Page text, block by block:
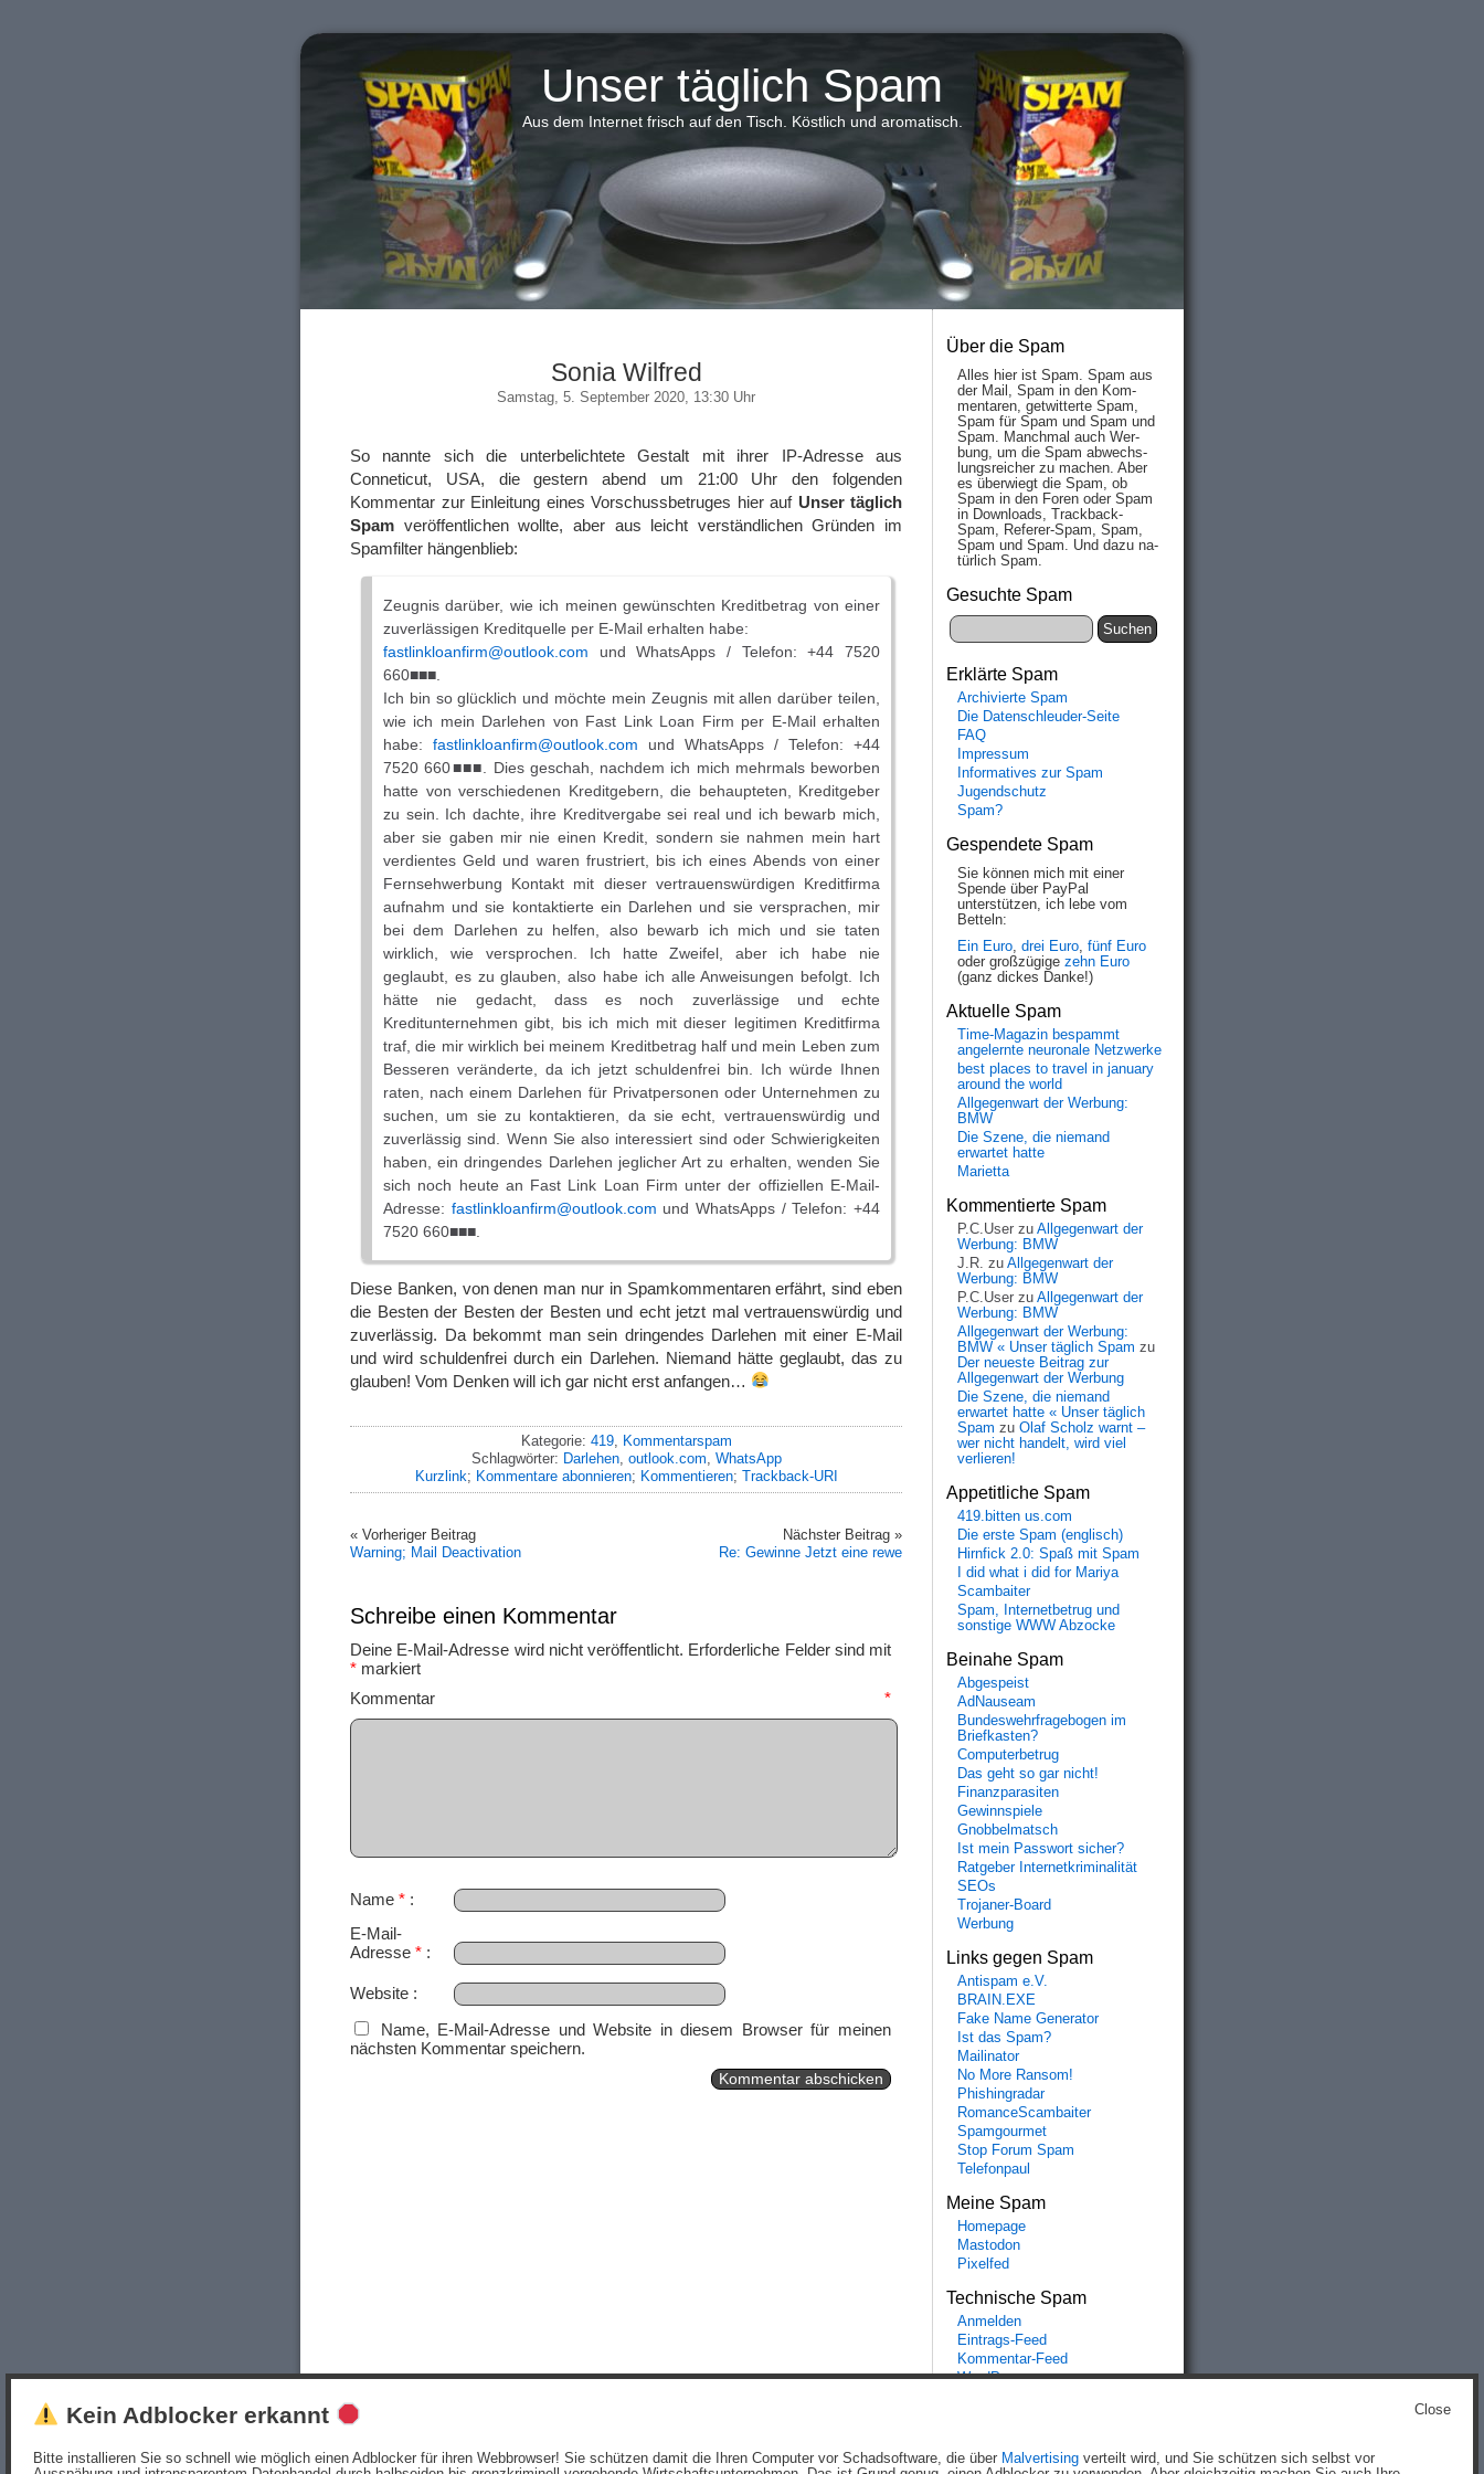
Unser täglich Spam
Aus dem Internet frisch auf den Tisch. Köstlich und aromatisch.
Sonia Wilfred
Samstag, 5. September 2020, 13:30 Uhr
So nannte sich die unterbelichtete Gestalt mit ihrer IP-Adresse aus
Conneticut, USA, die gestern abend um 21:00 Uhr den folgenden
Kommentar zur Einleitung eines Vorschussbetruges hier auf Unser täglich
Spam veröffentlichen wollte, aber aus leicht verständlichen Gründen im
Spamfilter hängenblieb:
Zeugnis darüber, wie ich meinen gewünschten Kreditbetrag von einer
zuverlässigen Kreditquelle per E-Mail erhalten habe:
fastlinkloanfirm@outlook.com und WhatsApps / Telefon: +44 7520
660■■■.
Ich bin so glücklich und möchte mein Zeugnis mit allen darüber teilen,
wie ich mein Darlehen von Fast Link Loan Firm per E-Mail erhalten
habe: fastlinkloanfirm@outlook.com und WhatsApps / Telefon: +44
7520 660■■■. Dies geschah, nachdem ich mich mehrmals beworben
hatte von verschiedenen Kreditgebern, die behaupteten, Kreditgeber
zu sein. Ich dachte, ihre Kreditvergabe sei real und ich bewarb mich,
aber sie gaben mir nie einen Kredit, sondern sie nahmen mein hart
verdientes Geld und waren frustriert, bis ich eines Abends von einer
Fernsehwerbung Kontakt mit dieser vertrauenswürdigen Kreditfirma
aufnahm und sie kontaktierte ein Darlehen und sie versprachen, mir
bei dem Darlehen zu helfen, also bewarb ich mich und sie taten
wirklich, wie versprochen. Ich hatte Zweifel, aber ich habe nie
geglaubt, es zu glauben, also habe ich alle Anweisungen befolgt. Ich
hätte nie gedacht, dass es noch zuverlässige und echte
Kreditunternehmen gibt, bis ich mich mit dieser legitimen Kreditfirma
traf, die mir wirklich bei meinem Kreditbetrag half und mein Leben zum
Besseren veränderte, da ich jetzt schuldenfrei bin. Ich würde Ihnen
raten, nach einem Darlehen für Privatpersonen oder Unternehmen zu
suchen, um sie zu kontaktieren, da sie echt, vertrauenswürdig und
zuverlässig sind. Wenn Sie also interessiert sind oder Schwierigkeiten
haben, ein dringendes Darlehen jeglicher Art zu erhalten, wenden Sie
sich noch heute an Fast Link Loan Firm unter der offiziellen E-Mail-
Adresse: fastlinkloanfirm@outlook.com und WhatsApps / Telefon: +44
7520 660■■■.
Diese Banken, von denen man nur in Spamkommentaren erfährt, sind eben
die Besten der Besten der Besten und echt jetzt mal vertrauenswürdig und
zuverlässig. Da bekommt man sein dringendes Darlehen mit einer E-Mail
und wird schuldenfrei durch ein Darlehen. Niemand hätte geglaubt, das zu
glauben! Vom Denken will ich gar nicht erst anfangen…
Kategorie: 419,
Kommentarspam
Schlagwörter: Darlehen, outlook.com WhatsApp
Kurzlink; Kommentare abonnieren; Kommentieren; Trackback-URI
« Vorheriger Beitrag
Warning; Mail Deactivation
Nächster Beitrag »
Re: Gewinne Jetzt eine rewe
Schreibe einen Kommentar
Deine E-Mail-Adresse wird nicht veröffentlicht. Erforderliche Felder sind mit
* markiert
Kommentar *
Name *
E-Mail-
Adresse *
Website
Name, E-Mail-Adresse und Website in diesem Browser für meinen
nächsten Kommentar speichern.
Über die Spam
Alles hier ist Spam. Spam aus
der Mail, Spam in den Kom­
men­taren, ge­twit­ter­te Spam,
Spam für Spam und Spam und
Spam. Manch­mal auch Wer­
bung, um die Spam ab­wechs­
lungs­reich­er zu mach­en. Aber
es über­wiegt die Spam, ob
Spam in den Fo­ren oder Spam
in Down­loads, Track­back-
Spam, Re­fe­rer-Spam, Spam,
Spam und Spam. Und da­zu na­
tür­lich Spam.
Gesuchte Spam
Erklärte Spam
Archivierte Spam
Die Datenschleuder-Seite
FAQ
Impressum
Informatives zur Spam
Jugendschutz
Spam?
Gespendete Spam
Sie können mich mit einer
Spende über PayPal
unterstützen, ich lebe vom
Betteln:
Ein Euro, drei Euro, fünf Euro
oder großzügige zehn Euro
(ganz dickes Danke!)
Aktuelle Spam
Time-Magazin bespammt
angelernte neuronale Netzwerke
best places to travel in january
around the world
Allgegenwart der Werbung:
BMW
Die Szene, die niemand
erwartet hatte
Marietta
Kommentierte Spam
P.C.User zu Allgegenwart der
Werbung: BMW
J.R. zu Allgegenwart der
Werbung: BMW
P.C.User zu Allgegenwart der
Werbung: BMW
Allgegenwart der Werbung:
BMW « Unser täglich Spam zu
Der neueste Beitrag zur
Allgegenwart der Werbung
Die Szene, die niemand
erwartet hatte « Unser täglich
Spam zu Olaf Scholz warnt –
wer nicht handelt, wird viel
verlieren!
Appetitliche Spam
419.bitten us.com
Die erste Spam (englisch)
Hirnfick 2.0: Spaß mit Spam
I did what i did for Mariya
Scambaiter
Spam, Internetbetrug und
sonstige WWW Abzocke
Beinahe Spam
Abgespeist
AdNauseam
Bundeswehrfragebogen im
Briefkasten?
Computerbetrug
Das geht so gar nicht!
Finanzparasiten
Gewinnspiele
Gnobbelmatsch
Ist mein Passwort sicher?
Ratgeber Internetkriminalität
SEOs
Trojaner-Board
Werbung
Links gegen Spam
Antispam e.V.
BRAIN.EXE
Fake Name Generator
Ist das Spam?
Mailinator
No More Ransom!
Phishingradar
RomanceScambaiter
Spamgourmet
Stop Forum Spam
Telefonpaul
Meine Spam
Homepage
Mastodon
Pixelfed
Technische Spam
Anmelden
Eintrags-Feed
Kommentar-Feed
WordPress.org
Beiträge (RSS)undKommentare (RSS).
Close
Kein Adblocker erkannt
Bitte installieren Sie so schnell wie möglich einen Adblocker für ihren Webbrowser! Sie schützen damit die Ihren Computer vor Schadsoftware, die über Malvertising verteilt wird, und Sie schützen sich selbst vor